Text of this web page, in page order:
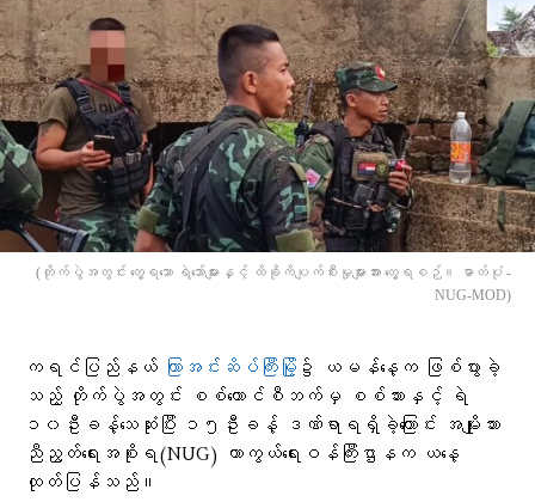
(တိုက်ပွဲအတွင်း တွေ့ရသော ရဲဘော်များနှင့် ထိခိုကိပျက်စီးမှုများအား တွေ့ရစဉ်။ ဓာတ်ပုံ -
NUG-MOD)
ကရင်ပြည်နယ် ကြာအင်းဆိပ်ကြီးမြို့ ၌ ယမန်နေ့က ဖြစ်ပွားခဲ့
သည့် တိုက်ပွဲအတွင်း စစ်ကောင်စီဘက်မှ စစ်သားနှင့် ရဲ
၁၀ဦးခန့်သေဆုံးပြီး ၁၅ဦးခန့် ဒဏ်ရာရရှိခဲ့ကြောင်း အမျိုးသား
ညီညွတ်ရေးအစိုးရ(NUG) ကာကွယ်ရေးဝန်ကြီးဌာနက ယနေ့
ထုတ်ပြန်သည်။